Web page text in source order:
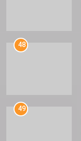
48
49